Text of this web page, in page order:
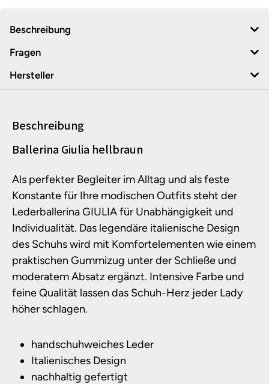
Beschreibung
Fragen
Hersteller
Beschreibung
Produktinformationen
Ballerina Giulia hellbraun
Als perfekter Begleiter im Alltag und als feste
Konstante für Ihre modischen Outfits steht der
Lederballerina GIULIA für Unabhängigkeit und
Individualität. Das legendäre italienische Design
des Schuhs wird mit Komfortelementen wie einem
praktischen Gummizug unter der Schließe und
moderatem Absatz ergänzt. Intensive Farbe und
feine Qualität lassen das Schuh-Herz jeder Lady
höher schlagen.
handschuhweiches Leder
Italienisches Design
nachhaltig gefertigt